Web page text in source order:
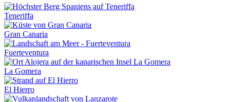
Teneriffa
Gran Canaria
Fuerteventura
La Gomera
El Hierro